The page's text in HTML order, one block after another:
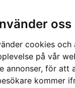
cookies
på vår
annonser, för att
kommer